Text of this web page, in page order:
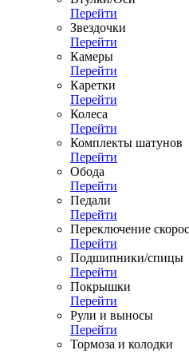
Перейти
Звездочки
Перейти
Камеры
Перейти
Каретки
Перейти
Колеса
Перейти
Комплекты шатунов
Перейти
Обода
Перейти
Педали
Перейти
Переключение
Перейти
Подшипники/спицы
Перейти
Покрышки
Перейти
Рули и выносы
Перейти
Тормоза и колодки